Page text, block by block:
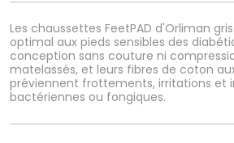
Les chaussettes FeetPAD d'Orliman
optimal aux pieds sensibles des
conception sans couture ni
matelassés, et leurs fibres de coton
préviennent frottements, irritations et
bactériennes ou fongiques.